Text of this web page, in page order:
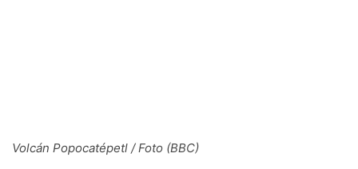
Volcán Popocatépetl / Foto (BBC)